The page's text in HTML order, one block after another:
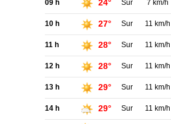
09 h 24° Sur 7 km/h
10 h 27° Sur 11 km/h
11 h 28° Sur 11 km/h
12 h 28° Sur 11 km/h
13 h 29° Sur 11 km/h
14 h 29° Sur 11 km/h